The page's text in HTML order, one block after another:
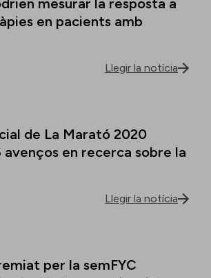
mesurar la resposta a
en pacients amb
Llegir la notícia
de La Marató 2020
avenços en recerca sobre la
Llegir la notícia
per la semFYC